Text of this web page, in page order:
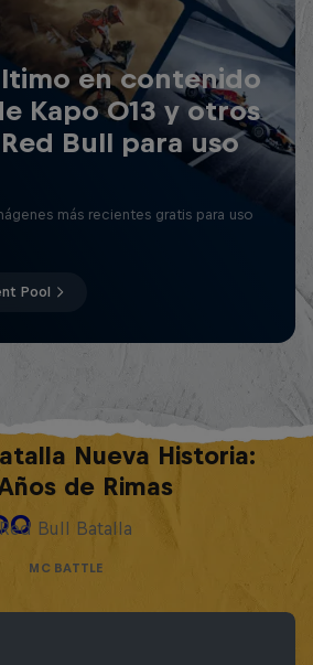
en contenido
Kapo 013 y otros
Bull para uso
más recientes gratis para uso
Pool
Nueva Historia:
de Rimas
Red Bull Batalla
MC BATTLE